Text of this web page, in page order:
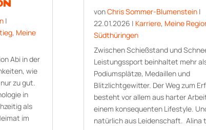
|
, Meine
Abi in der
wie
zu gut.
in
als
im
vonChris Sommer-Blumenstein|
22.01.2026 | Karriere, Meine
Südthüringen
Zwischen Schießstand und
Leistungssport beinhaltet mehr
Podiumsplätze, Medaillen und
Blitzlichtgewitter. Der Weg zum
besteht vor allem aus harter
einem konsequenten Lifestyle.
natürlich aus Leidenschaft. Alina